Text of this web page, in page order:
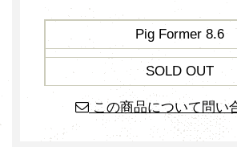
Pig Former 8.6
SOLD OUT
この商品について問い